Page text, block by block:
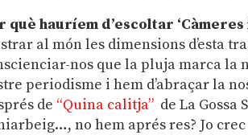
què hauríem d’escoltar ‘Càmeres
al món les dimensions d’esta
nos que la pluja marca la
periodisme i hem d’abraçar la
de “Quina calitja” de La Gossa
no hem aprés res? Jo crec